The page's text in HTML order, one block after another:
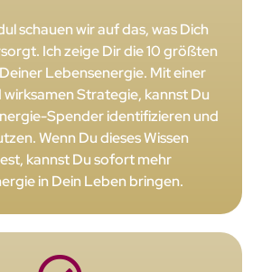
schauen wir auf das, was Dich
Ich zeige Dir die 10 größten
Lebensenergie. Mit einer
Strategie, kannst Du
Spender identifizieren und
Wenn Du dieses Wissen
kannst Du sofort mehr
in Dein Leben bringen.